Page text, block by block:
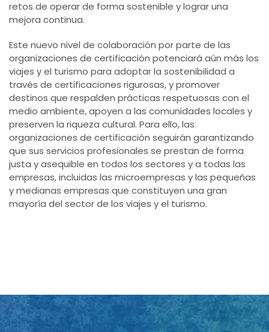
retos de operar de forma sostenible y lograr una
mejora continua.
Este nuevo nivel de colaboración por parte de las
organizaciones de certificación potenciará aún más los
viajes y el turismo para adoptar la sostenibilidad a
través de certificaciones rigurosas, y promover
destinos que respalden prácticas respetuosas con el
medio ambiente, apoyen a las comunidades locales y
preserven la riqueza cultural. Para ello, las
organizaciones de certificación seguirán garantizando
que sus servicios profesionales se prestan de forma
justa y asequible en todos los sectores y a todas las
empresas, incluidas las microempresas y las pequeñas
y medianas empresas que constituyen una gran
mayoría del sector de los viajes y el turismo.